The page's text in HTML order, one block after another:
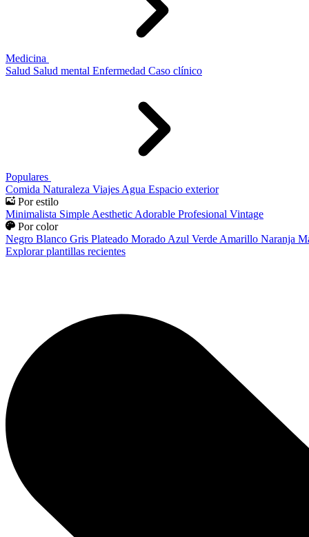
Medicina
Salud Salud mental Enfermedad Caso clínico
Populares
Comida Naturaleza Viajes Agua Espacio exterior
Por estilo
Minimalista Simple Aesthetic Adorable Profesional Vintage
Por color
Negro Blanco Gris Plateado Morado Azul Verde Amarillo Naranja
Explorar plantillas recientes